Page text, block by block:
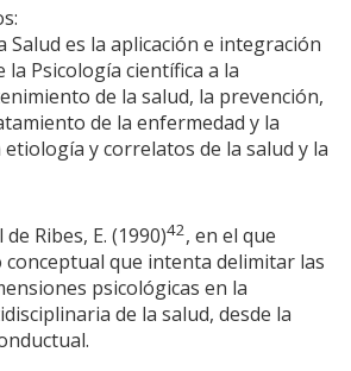
Salud es la aplicación e integración
la Psicología científica a la
de la salud, la prevención,
de la enfermedad y la
y correlatos de la salud y la
Ribes, E. (1990)42, en el que
conceptual que intenta delimitar las
psicológicas en la
de la salud, desde la